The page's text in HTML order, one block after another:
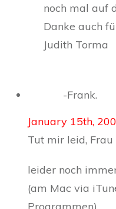
noch mal auf
Danke auch
Judith Torma
-Frank.
January 15th,
Tut mir leid, Frau
leider noch
(am Mac via
Programmen).